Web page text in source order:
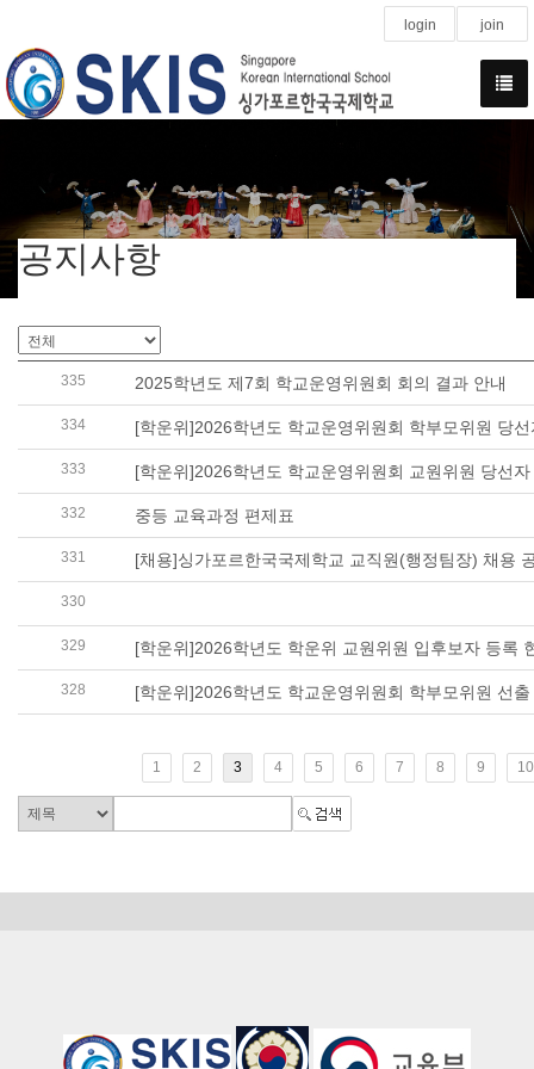
login join
공지사항
335 2025학년도 제7회 학교운영위원회 회의 결과 안내
334 [학운위]2026학년도 학교운영위원회 학부모위원 당
333 [학운위]2026학년도 학교운영위원회 교원위원 당선자
332 중등 교육과정 편제표
331 [채용]싱가포르한국국제학교 교직원(행정팀장) 채용
330
329 [학운위]2026학년도 학운위 교원위원 입후보자 등록
328 [학운위]2026학년도 학교운영위원회 학부모위원 선출
1 2 3 4 5 6 7 8 9 10